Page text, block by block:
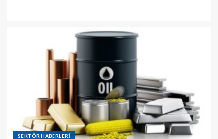
SEKTÖR HABERLERİ